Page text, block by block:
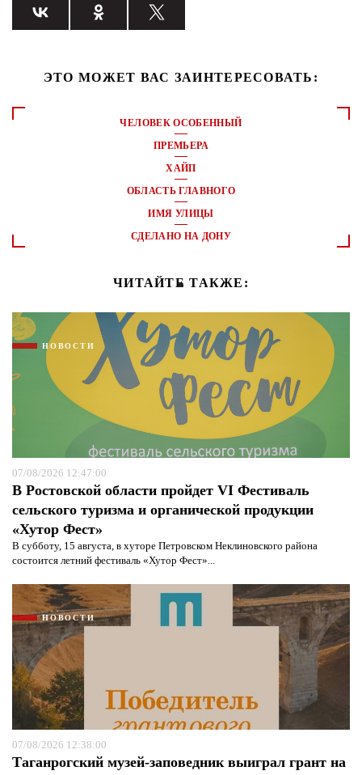
ЭТО МОЖЕТ ВАС ЗАИНТЕРЕСОВАТЬ:
ЧЕЛОВЕК ОСОБЕННЫЙ
ПРЕМЬЕРА
ХАЙП
ОБЛАСТЬ ГЛАВНОГО
ИМЯ УЛИЦЫ
СДЕЛАНО НА ДОНУ
ЧИТАЙТЕ ТАКЖЕ:
НОВОСТИ
07/08/2026 12:47:00
В Ростовской области пройдет VI Фестиваль
сельского туризма и органической продукции
«Хутор Фест»
В субботу, 15 августа, в хуторе Петровском Неклиновского района
состоится летний фестиваль «Хутор Фест»...
НОВОСТИ
07/08/2026 12:38:00
Таганрогский музей-заповедник выиграл грант на